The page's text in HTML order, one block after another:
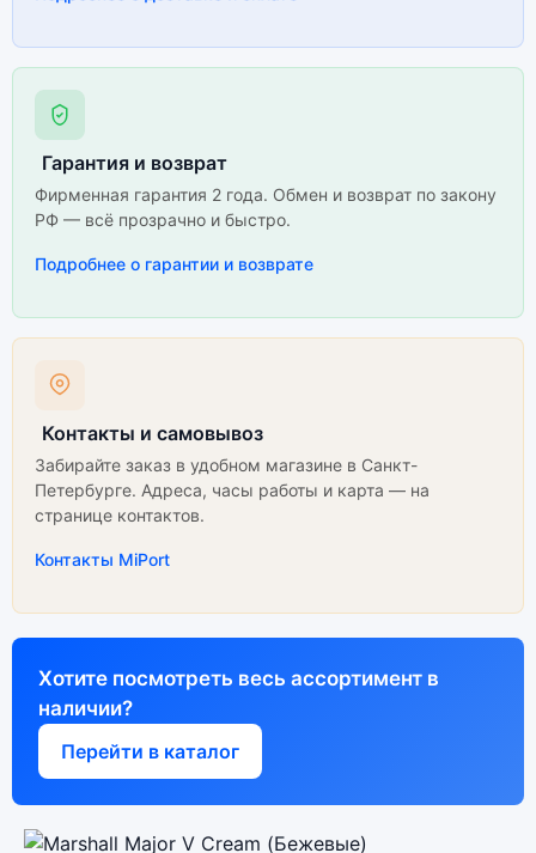
Гарантия и возврат
Фирменная гарантия 2 года. Обмен и возврат по закону
РФ — всё прозрачно и быстро.
Подробнее о гарантии и возврате
Контакты и самовывоз
Забирайте заказ в удобном магазине в Санкт-
Петербурге. Адреса, часы работы и карта — на
странице контактов.
Контакты MiPort
Хотите посмотреть весь ассортимент в
наличии?
Перейти в каталог